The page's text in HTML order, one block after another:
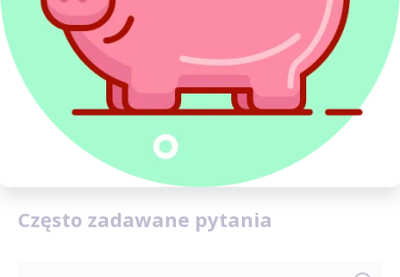
dochodów, od których nie zostanie odprowadzony
podatek. W 2026 i 2027 roku kwota ta wynosi 30 000
Rozliczenie PIT 2027
przewiduje, że jeżeli więc
w ciągu roku twój dochód wyniósł 30 000 zł brutto
albo mniej, podatek nie zostanie naliczony. Jeżeli
jednak przekroczył ten próg, będziesz musiał
odprowadzić podatek.
Często zadawane pytania